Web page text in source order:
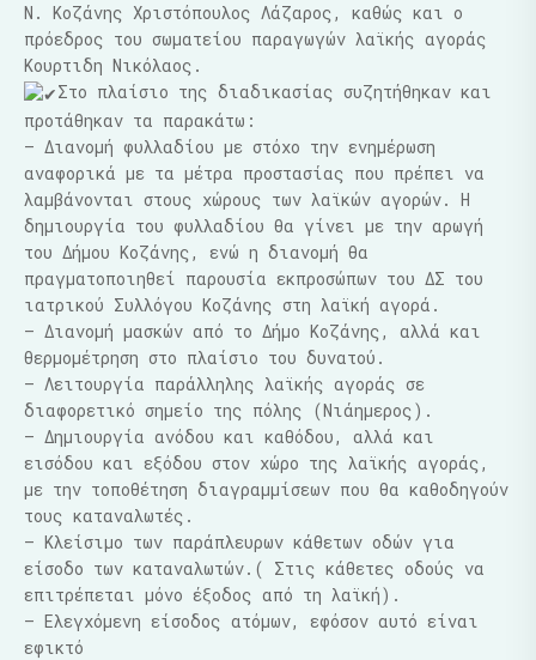
Ν. Κοζάνης Χριστόπουλος Λάζαρος, καθώς και ο
πρόεδρος του σωματείου παραγωγών λαϊκής αγοράς
Κουρτιδη Νικόλαος.
Στο πλαίσιο της διαδικασίας συζητήθηκαν και
προτάθηκαν τα παρακάτω:
– Διανομή φυλλαδίου με στόχο την ενημέρωση
αναφορικά με τα μέτρα προστασίας που πρέπει να
λαμβάνονται στους χώρους των λαϊκών αγορών. Η
δημιουργία του φυλλαδίου θα γίνει με την αρωγή
του Δήμου Κοζάνης, ενώ η διανομή θα
πραγματοποιηθεί παρουσία εκπροσώπων του ΔΣ του
ιατρικού Συλλόγου Κοζάνης στη λαϊκή αγορά.
– Διανομή μασκών από το Δήμο Κοζάνης, αλλά και
θερμομέτρηση στο πλαίσιο του δυνατού.
– Λειτουργία παράλληλης λαϊκής αγοράς σε
διαφορετικό σημείο της πόλης (Νιάημερος).
– Δημιουργία ανόδου και καθόδου, αλλά και
εισόδου και εξόδου στον χώρο της λαϊκής αγοράς,
με την τοποθέτηση διαγραμμίσεων που θα καθοδηγούν
τους καταναλωτές.
– Κλείσιμο των παράπλευρων κάθετων οδών για
είσοδο των καταναλωτών.( Στις κάθετες οδούς να
επιτρέπεται μόνο έξοδος από τη λαϊκή).
– Ελεγχόμενη είσοδος ατόμων, εφόσον αυτό είναι
εφικτό